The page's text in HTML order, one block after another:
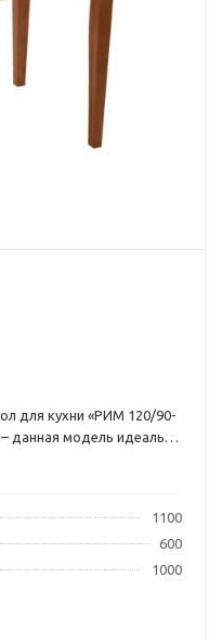
для кухни «РИМ 120/90-
данная модель идеально
где собираются
1100
600
1000